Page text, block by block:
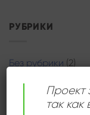
РУБРИКИ
Без рубрики (2)
Новости
(3)
(15)
Проект
так